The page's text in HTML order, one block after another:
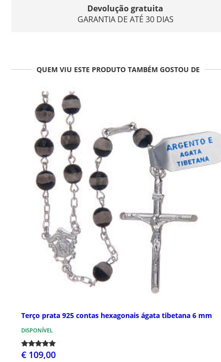
Devolução gratuita
GARANTIA DE ATÉ 30 DIAS
QUEM VIU ESTE PRODUTO TAMBÉM GOSTOU DE
Terço prata 925 contas hexagonais ágata tibetana 6 mm
DISPONÍVEL
€ 109,00